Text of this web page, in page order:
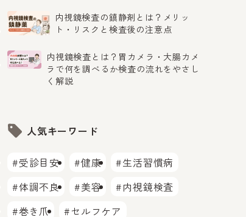
内視鏡検査の鎮静剤とは？メリッ
ト・リスクと検査後の注意点
内視鏡検査とは？胃カメラ・大腸カメ
ラで何を調べるか検査の流れをやさし
く解説
人気キーワード
#受診目安 #健康
#生活習慣病
#体調不良
#美容
#内視鏡検査
#巻き爪
#セルフケア